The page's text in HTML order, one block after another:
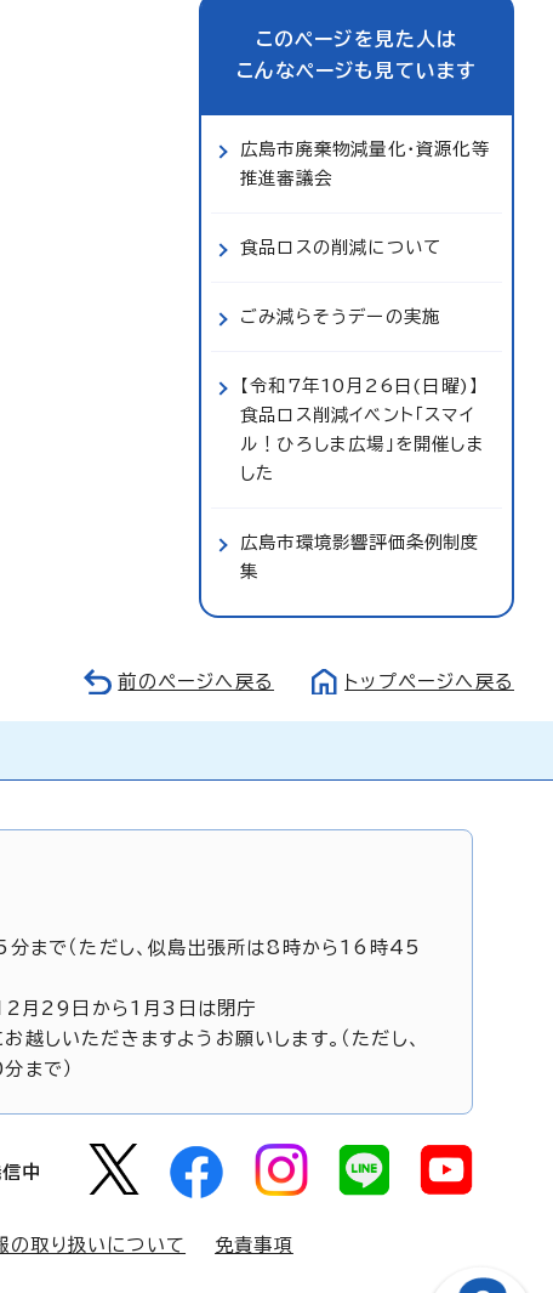
このページを見た人は
こんなページも見ています
広島市廃棄物減量化・資源化等
推進審議会
食品ロスの削減について
ごみ減らそうデーの実施
【令和7年10月26日(日曜)】
食品ロス削減イベント「スマイ
ル！ひろしま広場」を開催しま
した
広島市環境影響評価条例制度
集
前のページへ戻る トップページへ戻る
まで（ただし、似島出張所は8時から16時45
12月29日から1月3日は閉庁
越しいただきますようお願いします。（ただし、
まで）
中
の取り扱いについて 免責事項